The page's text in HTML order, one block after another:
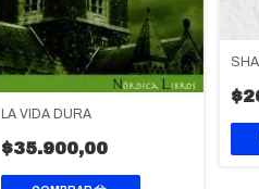
LA VIDA DURA
$35.900,00